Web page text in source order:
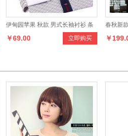
伊甸园苹果 秋款 男式长袖衬衫 条
纹商务衬衣品牌男装 立即购买
￥69.00
春秋新
士撞色
￥